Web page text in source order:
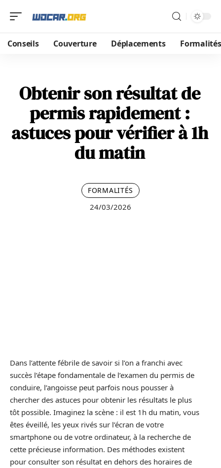
Conseils Couverture Déplacements Formalités
Obtenir son résultat de
permis rapidement :
astuces pour vérifier à 1h
du matin
FORMALITÉS
24/03/2026
Dans l’attente fébrile de savoir si l’on a franchi avec
succès l’étape fondamentale de l’examen du permis de
conduire, l’angoisse peut parfois nous pousser à
chercher des astuces pour obtenir les résultats le plus
tôt possible. Imaginez la scène : il est 1h du matin, vous
êtes éveillé, les yeux rivés sur l’écran de votre
smartphone ou de votre ordinateur, à la recherche de
cette précieuse information. Des méthodes existent
pour consulter son résultat en dehors des horaires de